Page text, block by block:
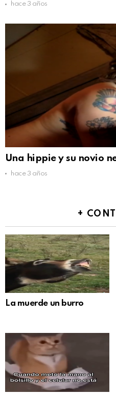
hace 3 años
Una hippie y su novio
hace 3 años
+
La muerde un burro